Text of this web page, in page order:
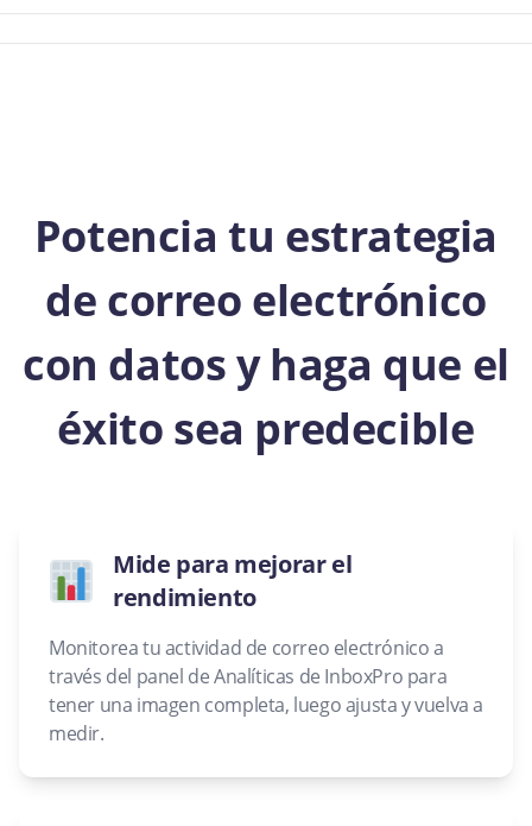
Potencia tu estrategia
de correo electrónico
con datos y haga que el
éxito sea predecible
Mide para mejorar el
rendimiento
Monitorea tu actividad de correo electrónico a
través del panel de Analíticas de InboxPro para
tener una imagen completa, luego ajusta y vuelva a
medir.